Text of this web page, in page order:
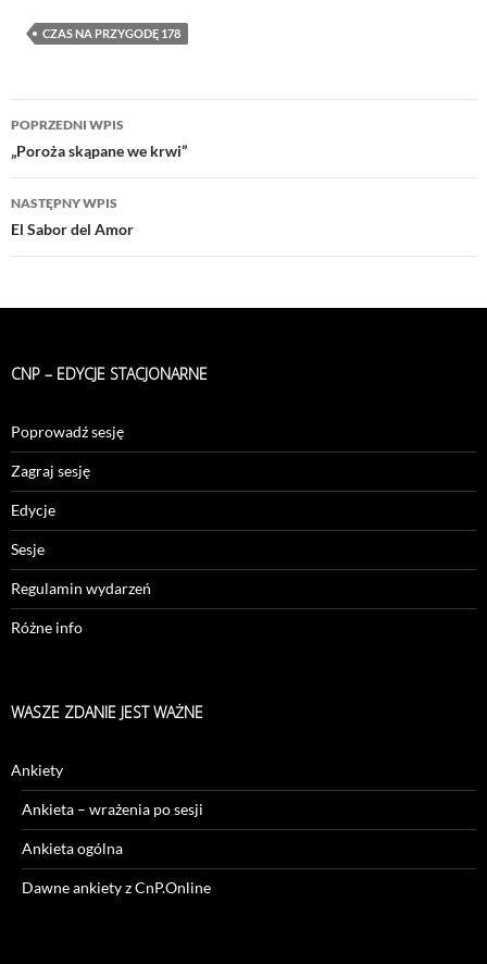
CZAS NA PRZYGODĘ 178
Nawigacja
wpisu
POPRZEDNI WPIS
„Poroża skąpane we krwi”
NASTĘPNY WPIS
El Sabor del Amor
CNP – EDYCJE STACJONARNE
Poprowadź sesję
Zagraj sesję
Edycje
Sesje
Regulamin wydarzeń
Różne info
WASZE ZDANIE JEST WAŻNE
Ankiety
Ankieta – wrażenia po sesji
Ankieta ogólna
Dawne ankiety z CnP.Online